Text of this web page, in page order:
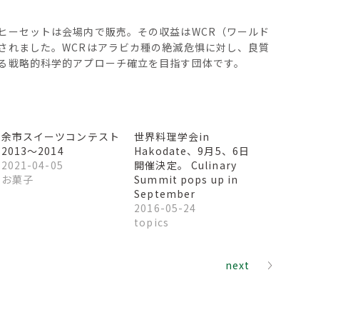
セットは会場内で販売。その収益はWCR（ワールド
れました。WCRはアラビカ種の絶滅危惧に対し、良質
戦略的科学的アプローチ確立を目指す団体です。
余市スイーツコンテスト
2013〜2014
2021-04-05
お菓子
世界料理学会in
Hakodate、9月5、6日
開催決定。 Culinary
Summit pops up in
September
2016-05-24
topics
next